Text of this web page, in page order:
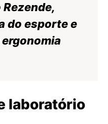
do esporte e
laboratório